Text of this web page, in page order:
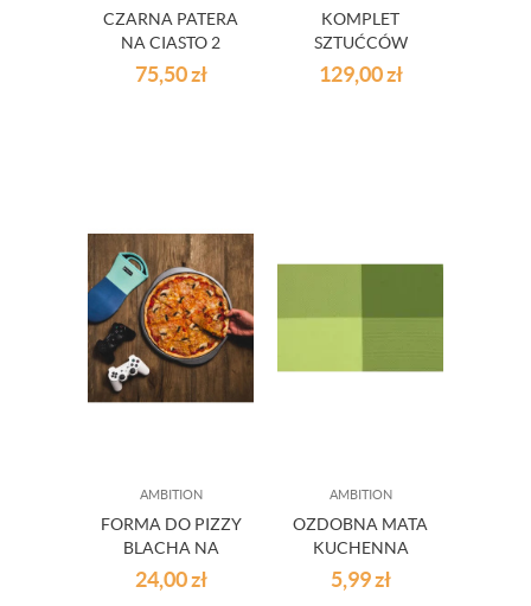
CZARNA PATERA
NA CIASTO 2
POZIOMOWA
75,50zł
KOMPLET
SZTUĆCÓW
SIENA 30-
ELEMENTOWY
129,00zł
AMBITION
FORMA DO PIZZY
BLACHA NA
PIZZĘ 35,5 CM
24,00zł
AMBITION
OZDOBNA MATA
KUCHENNA
VELVET 30X45
ZIELONA
5,99zł